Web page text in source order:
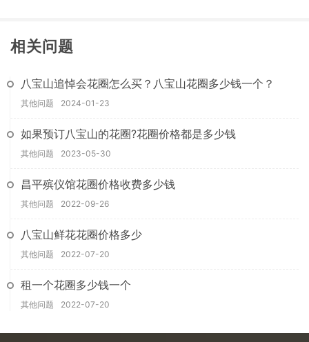
相关问题
八宝山追悼会花圈怎么买？八宝山花圈多少钱一个？
其他问题 2024-01-23
如果预订八宝山的花圈?花圈价格都是多少钱
其他问题 2023-05-30
昌平殡仪馆花圈价格收费多少钱
其他问题 2022-09-26
八宝山鲜花花圈价格多少
其他问题 2022-07-20
租一个花圈多少钱一个
其他问题 2022-07-20